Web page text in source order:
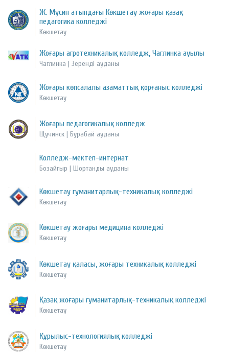
Ж. Мусин атындағы Көкшетау жоғары қазақ
педагогика колледжі
Көкшетау
Жоғары агротехникалық колледж, Чаглинка ауылы
Чаглинка | Зеренді ауданы
Жоғары көпсалалы азаматтық қорғаныс колледжі
Көкшетау
Жоғары педагогикалық колледж
Щучинск | Бурабай ауданы
Колледж-мектеп-интернат
Бозайгыр | Шортанды ауданы
Көкшетау гуманитарлық-техникалық колледжі
Көкшетау
Көкшетау жоғары медицина колледжі
Көкшетау
Көкшетау қаласы, жоғары техникалық колледжі
Көкшетау
Қазақ жоғары гуманитарлық-техникалық колледжі
Көкшетау
Құрылыс-технологиялық колледжі
Көкшетау